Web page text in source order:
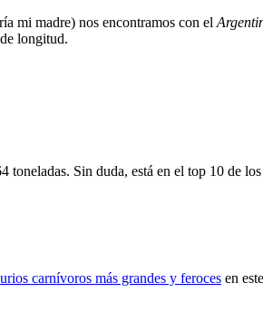
mi madre) nos encontramos con el
longitud.
toneladas. Sin duda, está en el top 10 de
carnívoros más grandes y feroces en